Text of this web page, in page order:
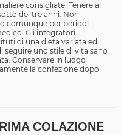
consigliate. Tenere al
dei tre anni. Non
comunque per periodi
Gli integratori
di una dieta variata ed
seguire uno stile di vita sano
Conservare in luogo
la confezione dopo
COLAZIONE